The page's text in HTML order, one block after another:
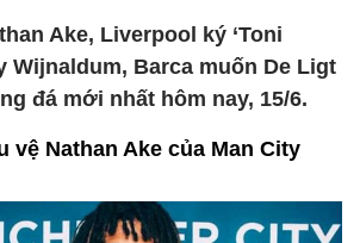
Ake, Liverpool ký ‘Toni
Wijnaldum, Barca muốn De Ligt
đá mới nhất hôm nay, 15/6.
vệ Nathan Ake của Man City